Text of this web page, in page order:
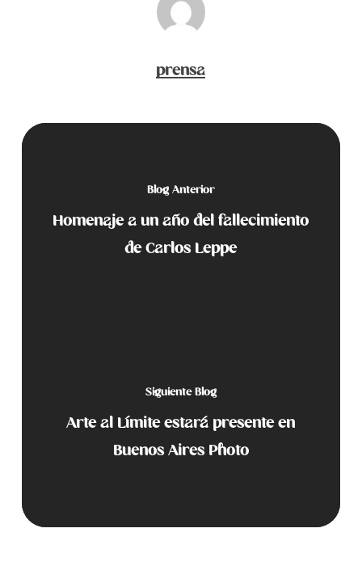
prensa
Blog Anterior
Homenaje a un año del fallecimiento
de Carlos Leppe
Siguiente Blog
Arte al Límite estará presente en
Buenos Aires Photo